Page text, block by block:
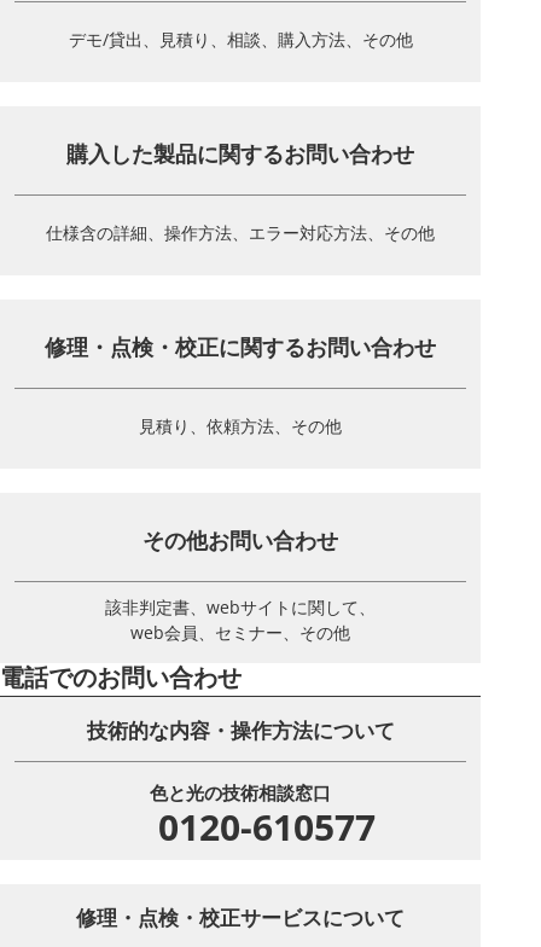
デモ/貸出、見積り、相談、 購入方法、その他
購入した製品に関するお問い合わせ
仕様含の詳細、操作方法、 エラー対応方法、その他
修理・点検・校正に関するお問い合わせ
見積り、依頼方法、その他
その他お問い合わせ
該非判定書、webサイトに関して、
web会員、セミナー、その他
電話でのお問い合わせ
技術的な内容・操作方法について
色と光の技術相談窓口
0120-610577
修理・点検・校正サービスについて